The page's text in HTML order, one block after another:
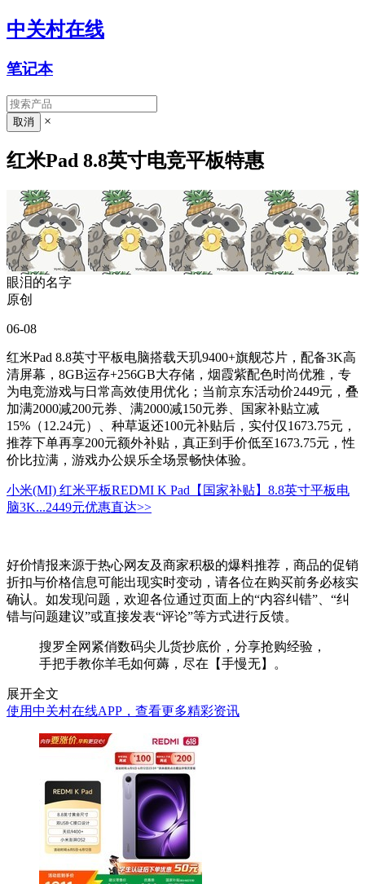
中关村在线
笔记本
×
红米Pad 8.8英寸电竞平板特惠
眼泪的名字
原创
06-08
红米Pad 8.8英寸平板电脑搭载天玑9400+旗舰芯片，配备3K高
清屏幕，8GB运存+256GB大存储，烟霞紫配色时尚优雅，专
为电竞游戏与日常高效使用优化；当前京东活动价2449元，叠
加满2000减200元券、满2000减150元券、国家补贴立减
15%（12.24元）、种草返还100元补贴后，实付仅1673.75元，
推荐下单再享200元额外补贴，真正到手价低至1673.75元，性
价比拉满，游戏办公娱乐全场景畅快体验。
小米(MI) 红米平板REDMI K Pad【国家补贴】8.8英寸平板电
脑3K...2449元优惠直达>>
好价情报来源于热心网友及商家积极的爆料推荐，商品的促销
折扣与价格信息可能出现实时变动，请各位在购买前务必核实
确认。如发现问题，欢迎各位通过页面上的“内容纠错”、“纠
错与问题建议”或直接发表“评论”等方式进行反馈。
搜罗全网紧俏数码尖儿货抄底价，分享抢购经验，
手把手教你羊毛如何薅，尽在【手慢无】。
展开全文
使用中关村在线APP，查看更多精彩资讯